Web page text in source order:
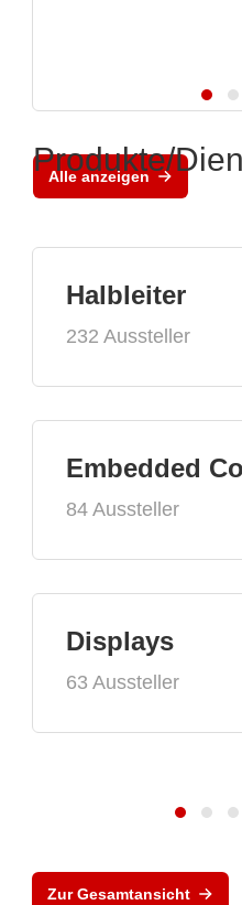
Alle anzeigen
Produkte/
Halbleiter
232 Aussteller
Embedded
84 Aussteller
Displays
63 Aussteller
Zur Gesamtansicht